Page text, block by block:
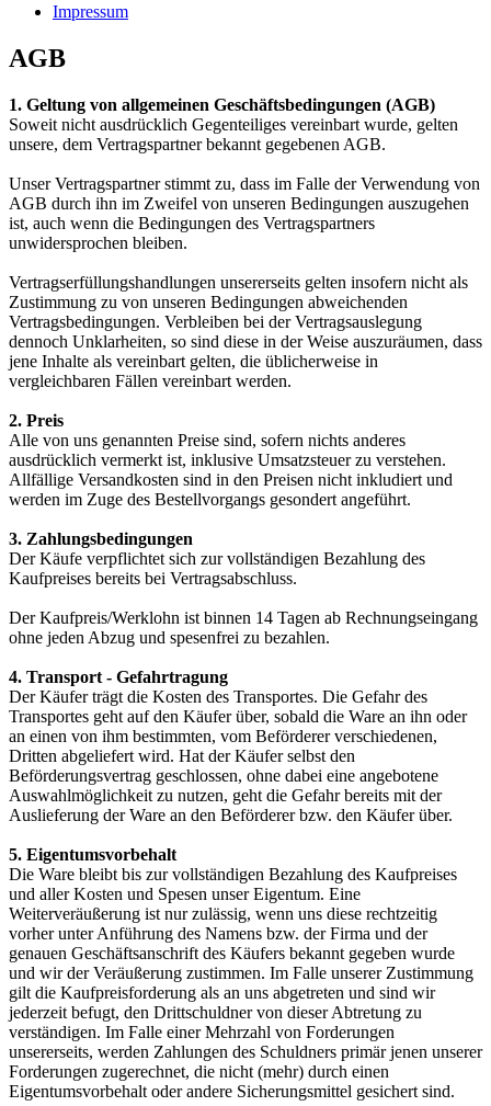
Impressum
AGB
1. Geltung von allgemeinen Geschäftsbedingungen (AGB)
Soweit nicht ausdrücklich Gegenteiliges vereinbart wurde, gelten
unsere, dem Vertragspartner bekannt gegebenen AGB.
Unser Vertragspartner stimmt zu, dass im Falle der Verwendung von
AGB durch ihn im Zweifel von unseren Bedingungen auszugehen
ist, auch wenn die Bedingungen des Vertragspartners
unwidersprochen bleiben.
Vertragserfüllungshandlungen unsererseits gelten insofern nicht als
Zustimmung zu von unseren Bedingungen abweichenden
Vertragsbedingungen. Verbleiben bei der Vertragsauslegung
dennoch Unklarheiten, so sind diese in der Weise auszuräumen, dass
jene Inhalte als vereinbart gelten, die üblicherweise in
vergleichbaren Fällen vereinbart werden.
2. Preis
Alle von uns genannten Preise sind, sofern nichts anderes
ausdrücklich vermerkt ist, inklusive Umsatzsteuer zu verstehen.
Allfällige Versandkosten sind in den Preisen nicht inkludiert und
werden im Zuge des Bestellvorgangs gesondert angeführt.
3. Zahlungsbedingungen
Der Käufe verpflichtet sich zur vollständigen Bezahlung des
Kaufpreises bereits bei Vertragsabschluss.
Der Kaufpreis/Werklohn ist binnen 14 Tagen ab Rechnungseingang
ohne jeden Abzug und spesenfrei zu bezahlen.
4. Transport - Gefahrtragung
Der Käufer trägt die Kosten des Transportes. Die Gefahr des
Transportes geht auf den Käufer über, sobald die Ware an ihn oder
an einen von ihm bestimmten, vom Beförderer verschiedenen,
Dritten abgeliefert wird. Hat der Käufer selbst den
Beförderungsvertrag geschlossen, ohne dabei eine angebotene
Auswahlmöglichkeit zu nutzen, geht die Gefahr bereits mit der
Auslieferung der Ware an den Beförderer bzw. den Käufer über.
5. Eigentumsvorbehalt
Die Ware bleibt bis zur vollständigen Bezahlung des Kaufpreises
und aller Kosten und Spesen unser Eigentum. Eine
Weiterveräußerung ist nur zulässig, wenn uns diese rechtzeitig
vorher unter Anführung des Namens bzw. der Firma und der
genauen Geschäftsanschrift des Käufers bekannt gegeben wurde
und wir der Veräußerung zustimmen. Im Falle unserer Zustimmung
gilt die Kaufpreisforderung als an uns abgetreten und sind wir
jederzeit befugt, den Drittschuldner von dieser Abtretung zu
verständigen. Im Falle einer Mehrzahl von Forderungen
unsererseits, werden Zahlungen des Schuldners primär jenen unserer
Forderungen zugerechnet, die nicht (mehr) durch einen
Eigentumsvorbehalt oder andere Sicherungsmittel gesichert sind.